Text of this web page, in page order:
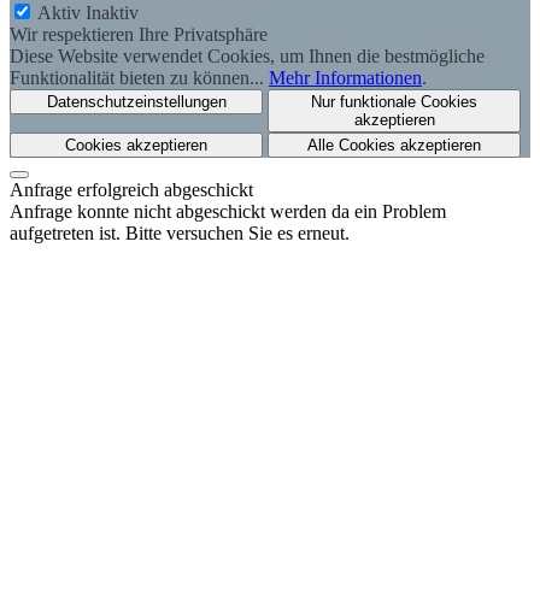
Aktiv Inaktiv
Wir respektieren Ihre Privatsphäre
Diese Website verwendet Cookies, um Ihnen die bestmögliche
Funktionalität bieten zu können... Mehr Informationen.
Datenschutzeinstellungen
Nur funktionale Cookies
akzeptieren
Cookies akzeptieren
Alle Cookies akzeptieren
Anfrage erfolgreich abgeschickt
Anfrage konnte nicht abgeschickt werden da ein Problem
aufgetreten ist. Bitte versuchen Sie es erneut.